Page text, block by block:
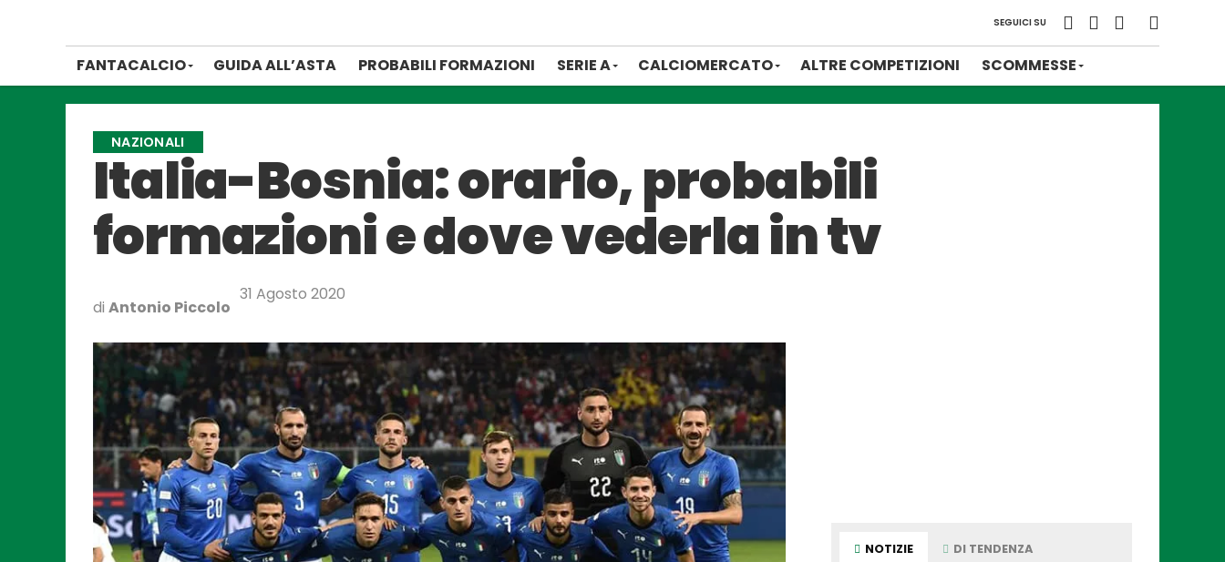
SEGUICI SU
FANTACALCIO GUIDA ALL’ASTA PROBABILI FORMAZIONI SERIE A CALCIOMERCATO ALTRE COMPETIZIONI SCOMMESSE
NAZIONALI
Italia-Bosnia: orario, probabili
formazioni e dove vederla in tv
di Antonio Piccolo
31 Agosto 2020
NOTIZIE DI TENDENZA